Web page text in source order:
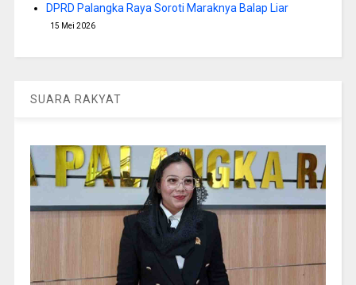
DPRD Palangka Raya Soroti Maraknya Balap Liar
15 Mei 2026
SUARA RAKYAT